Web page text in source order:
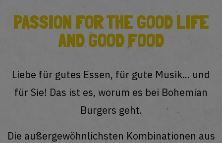
PASSION FOR THE GOOD LIFE
AND GOOD FOOD
Liebe für gutes Essen, für gute Musik... und
für Sie! Das ist es, worum es bei Bohemian
Burgers geht.
Die außergewöhnlichsten Kombinationen aus